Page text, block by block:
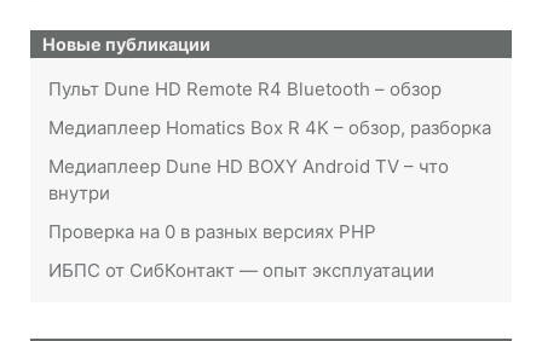
Новые публикации
Пульт Dune HD Remote R4 Bluetooth – обзор
Медиаплеер Homatics Box R 4K – обзор, разборка
Медиаплеер Dune HD BOXY Android TV – что
внутри
Проверка на 0 в разных версиях PHP
ИБПС от СибКонтакт — опыт эксплуатации